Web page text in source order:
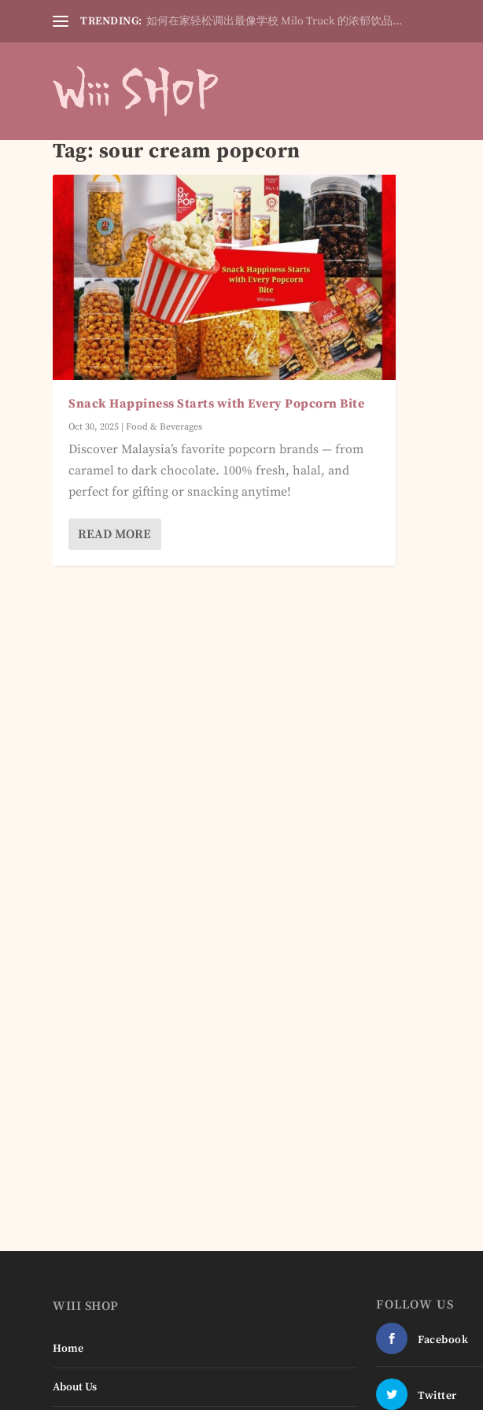
TRENDING: 如何在家轻松调出最像学校 Milo Truck 的浓郁饮品...
Tag: sour cream popcorn
Snack Happiness Starts with Every Popcorn Bite
Oct 30, 2025 |Food & Beverages
Discover Malaysia’s favorite popcorn brands — from
caramel to dark chocolate. 100% fresh, halal, and
perfect for gifting or snacking anytime!
READ MORE
WIII SHOP
Home
About Us
FOLLOW US
Facebook
Twitter